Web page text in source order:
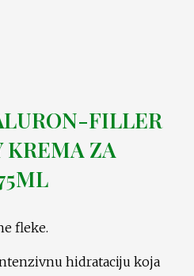
FILLER
ZA
fleke.
hidrataciju koja